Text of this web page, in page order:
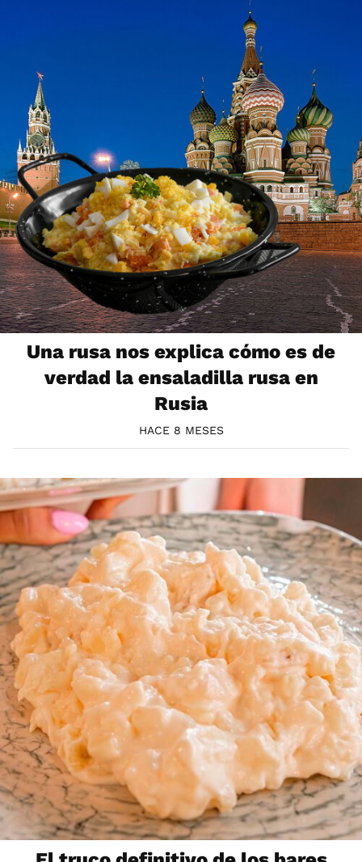
Una rusa nos explica cómo es de
verdad la ensaladilla rusa en
Rusia
HACE 8 MESES